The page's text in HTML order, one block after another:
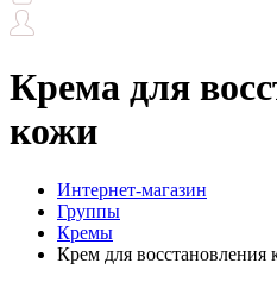
Крема для
кожи
Интернет-магазин
Группы
Кремы
Крем для восстановления